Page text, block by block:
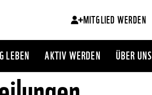
MITGLIED WERDEN
LEBEN AKTIV WERDEN ÜBER UNS